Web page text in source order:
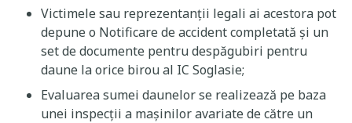
Victimele sau reprezentanții legali ai acestora pot
depune o Notificare de accident completată și un
set de documente pentru despăgubiri pentru
daune la orice birou al IC Soglasie;
Evaluarea sumei daunelor se realizează pe baza
unei inspecții a mașinilor avariate de către un